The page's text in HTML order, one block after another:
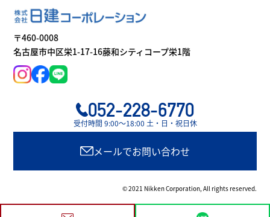
〒460-0008
名古屋市中区栄1-17-16藤和シティコープ栄1階
052-228-6770
受付時間 9:00〜18:00 土・日・祝日休
メールでお問い合わせ
© 2021 Nikken Corporation, All rights reserved.